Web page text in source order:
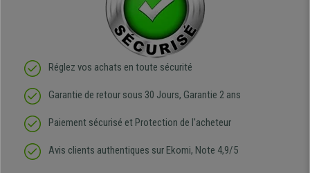
Réglez vos achats en toute sécurité
Garantie de retour sous 30 Jours, Garantie 2 ans
Paiement sécurisé et Protection de l'acheteur
Avis clients authentiques sur Ekomi, Note 4,9/5